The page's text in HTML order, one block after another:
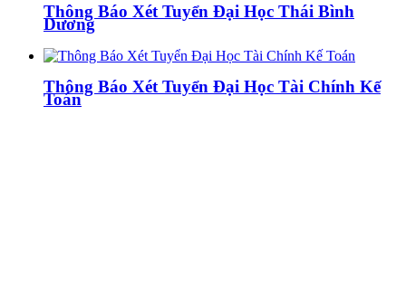
Thông Báo Xét Tuyển Đại Học Thái Bình
Dương
Thông Báo Xét Tuyển Đại Học Tài Chính Kế
Toán